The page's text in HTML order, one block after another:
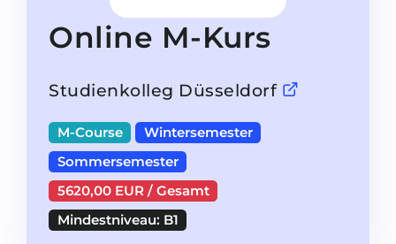
Sprachvisum
STUDIENKOLLEG
Studienkollegs
Freshman / Foundation
Studienvorbereitung
Vorbereitung aufs Studienkolleg
Studienkolleg
Bachelor
BEWERBEN NACH …
11-jähriger Schule
12-jähriger Schule (NIS)
College
Online M-Kurs
Studienkolleg Düsseldorf
M-Course
Wintersemester
Sommersemester
5620,00 EUR / Gesamt
Mindestniveau: B1